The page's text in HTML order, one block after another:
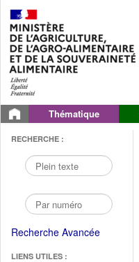
Thématique
RECHERCHE :
Recherche Avancée
LIENS UTILES :